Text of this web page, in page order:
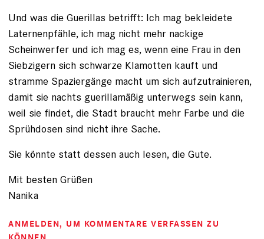
Und was die Guerillas betrifft: Ich mag bekleidete
Laternenpfähle, ich mag nicht mehr nackige
Scheinwerfer und ich mag es, wenn eine Frau in den
Siebzigern sich schwarze Klamotten kauft und
stramme Spaziergänge macht um sich aufzutrainieren,
damit sie nachts guerillamäßig unterwegs sein kann,
weil sie findet, die Stadt braucht mehr Farbe und die
Sprühdosen sind nicht ihre Sache.
Sie könnte statt dessen auch lesen, die Gute.
Mit besten Grüßen
Nanika
ANMELDEN, UM KOMMENTARE VERFASSEN ZU